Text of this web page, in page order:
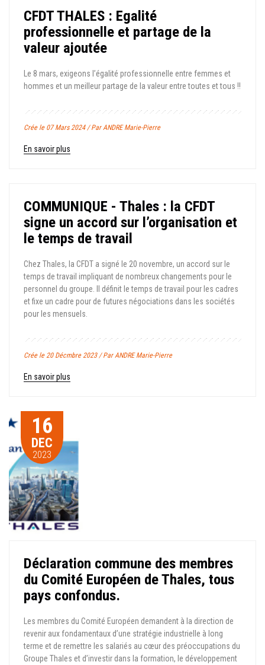
CFDT THALES : Egalité
professionnelle et partage de la
valeur ajoutée
Le 8 mars, exigeons l’égalité professionnelle entre femmes et
hommes et un meilleur partage de la valeur entre toutes et tous !!
Crée le 07 Mars 2024 / Par ANDRE Marie-Pierre
En savoir plus
COMMUNIQUE - Thales : la CFDT
signe un accord sur l’organisation et
le temps de travail
Chez Thales, la CFDT a signé le 20 novembre, un accord sur le
temps de travail impliquant de nombreux changements pour le
personnel du groupe. Il définit le temps de travail pour les cadres
et fixe un cadre pour de futures négociations dans les sociétés
pour les mensuels.
Crée le 20 Décmbre 2023 / Par ANDRE Marie-Pierre
En savoir plus
16
DEC
2023
Déclaration commune des membres
du Comité Européen de Thales, tous
pays confondus.
Les membres du Comité Européen demandent à la direction de
revenir aux fondamentaux d’une stratégie industrielle à long
terme et de remettre les salariés au cœur des préoccupations du
Groupe Thales et d’investir dans la formation, le développement